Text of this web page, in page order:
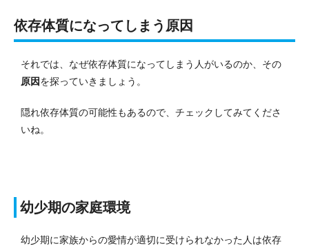
依存体質になってしまう原因
それでは、なぜ依存体質になってしまう人がいるのか、その
原因を探っていきましょう。
隠れ依存体質の可能性もあるので、チェックしてみてくださ
いね。
幼少期の家庭環境
幼少期に家族からの愛情が適切に受けられなかった人は依存